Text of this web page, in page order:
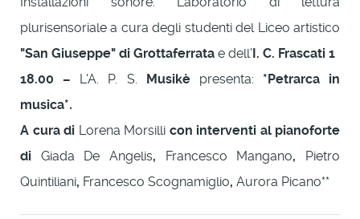
plurisensoriale a cura degli studenti del Liceo artistico
"San Giuseppe" di Grottaferrata e dell'I. C. Frascati 1
18.00 – L'A. P. S. Musikèpresenta: *Petrarca in
musica*.
A cura di Lorena Morsilli con interventi al pianoforte
di Giada De Angelis, Francesco Mangano, Pietro
Quintiliani, Francesco Scognamiglio, Aurora Picano**